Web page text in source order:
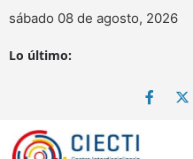
sábado 08 de agosto, 2026
Lo último: